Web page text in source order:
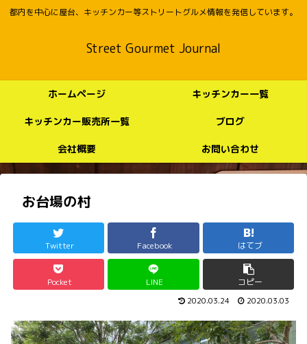
都内を中心に屋台、キッチンカー等ストリートグルメ情報を発信しています。
Street Gourmet Journal
ホームページ キッチンカー一覧
キッチンカー販売所一覧 ブログ
会社概要 お問い合わせ
お台場の村
Twitter Facebook はてブ
Pocket LINE コピー
2020.03.24 2020.03.03